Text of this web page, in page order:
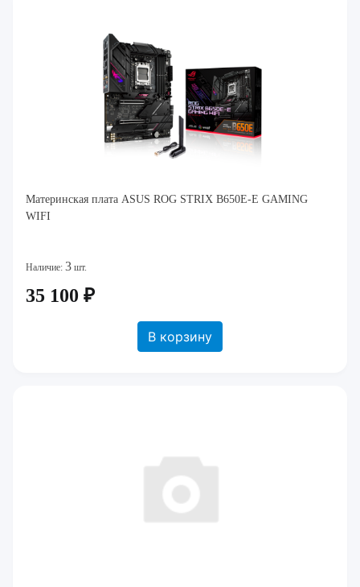
Материнская плата ASUS ROG STRIX B650E-E GAMING
WIFI
Наличие: 3 шт.
35 100 ₽
В корзину